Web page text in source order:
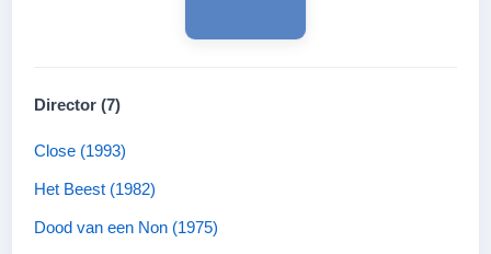
Director (7)
Close (1993)
Het Beest (1982)
Dood van een Non (1975)